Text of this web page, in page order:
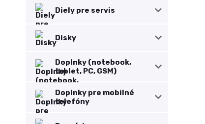
Diely pre servis
Disky
Doplnky (notebook,
tablet, PC, GSM)
Doplnky pre mobilné
telefóny